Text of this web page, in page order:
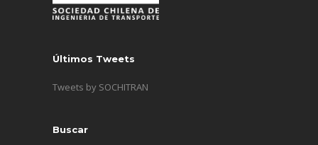
Últimos Tweets
Tweets by SOCHITRAN
Buscar